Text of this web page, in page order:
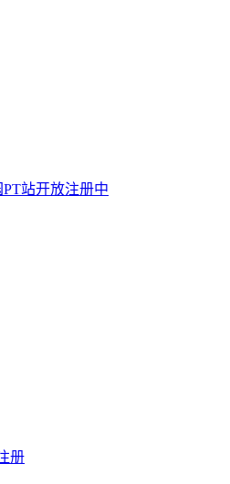
PT站开放注册中
册